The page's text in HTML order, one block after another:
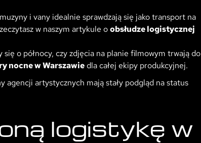
i vany idealnie sprawdzają się jako transport na
w naszym artykule oobsłudze logistycznej
o północy, czy zdjęcia na planie filmowym trwają do
nocne w Warszawiedla całej ekipy produkcyjnej.
artystycznych mają stały podgląd na status
logistykę w